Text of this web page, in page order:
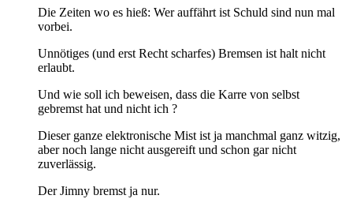
Die Zeiten wo es hieß: Wer auffährt ist Schuld sind nun mal
vorbei.
Unnötiges (und erst Recht scharfes) Bremsen ist halt nicht
erlaubt.
Und wie soll ich beweisen, dass die Karre von selbst
gebremst hat und nicht ich ?
Dieser ganze elektronische Mist ist ja manchmal ganz witzig,
aber noch lange nicht ausgereift und schon gar nicht
zuverlässig.
Der Jimny bremst ja nur.